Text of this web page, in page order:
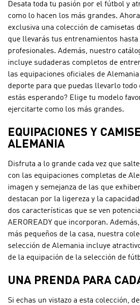
Desata toda tu pasión por el fútbol y
como lo hacen los más grandes.
exclusiva una colección de camisetas
que llevarás tus entrenamientos hasta
profesionales. Además, nuestro
incluye sudaderas completos de
las equipaciones oficiales de
deporte para que puedas llevarlo todo
estás esperando? Elige tu modelo
ejercitarte como los más grandes.
EQUIPACIONES Y
ALEMANIA
Disfruta a lo grande cada vez que
con las equipaciones completas de
imagen y semejanza de las que
destacan por la ligereza y la
dos características que se ven
AEROREADY que incorporan.
más pequeños de la casa, nuestra
selección de Alemania incluye
de la equipación de la selección de
UNA PRENDA PARA
Si echas un vistazo a esta colección,